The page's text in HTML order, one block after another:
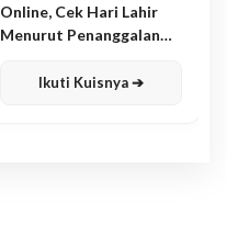
Online, Cek Hari Lahir
Menurut Penanggalan
Ikuti Kuisnya ➔